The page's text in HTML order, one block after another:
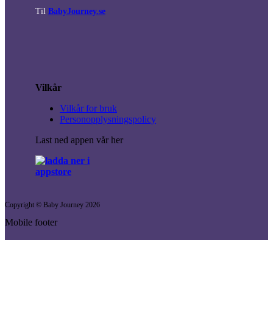
Til BabyJourney.se
Vilkår
Vilkår for bruk
Personopplysningspolicy
Last ned appen vår her
Copyright © Baby Journey 2026
Mobile footer